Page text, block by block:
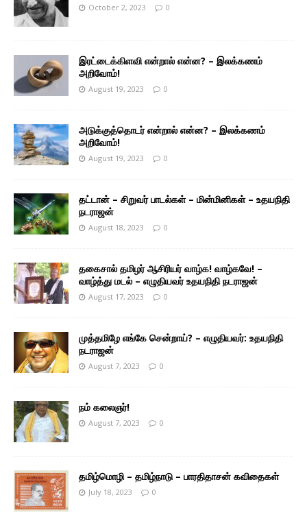
October 2, 2023 0
இரட்டைக்கிளவி என்றால் என்ன? – இலக்கணம்
அறிவோம்!
August 19, 2023 0
அடுக்குத்தொடர் என்றால் என்ன? – இலக்கணம்
அறிவோம்!
August 19, 2023 0
தட்டான் – சிறுவர் பாடல்கள் – மின்மினிகள் – உதயநிதி
நடராஜன்
August 18, 2023 0
தகைசால் தமிழர் ஆசிரியர் வாழ்க! வாழ்கவே! –
வாழ்த்து மடல் – எழுதியவர் உதயநிதி நடராஜன்
August 17, 2023 0
முத்தமிழே எங்கே சென்றாய்? – எழுதியவர்: உதயநிதி
நடராஜன்
August 7, 2023 0
நம் கலைஞர்!
August 7, 2023 0
தமிழ்மொழி – தமிழ்நாடு – பாரதிதாசன் கவிதைகள்
July 18, 2023 0